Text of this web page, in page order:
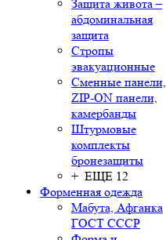
Защита живота –
абдоминальная
защита
Стропы
эвакуационные
Сменные панели,
ZIP-ON панели,
камербанды
Штурмовые
комплекты
бронезащиты
+ ЕЩЕ 12
Форменная одежда
Мабута, Афганка
ГОСТ СССР